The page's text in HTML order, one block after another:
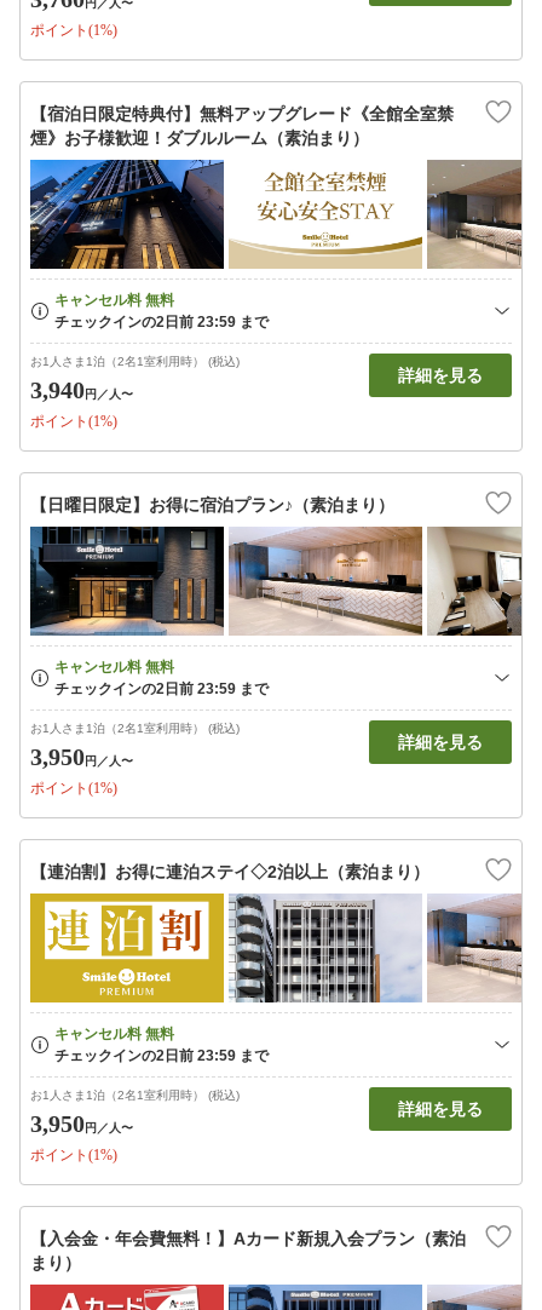
円 ／人〜
ポイント(1%)
【宿泊日限定特典付】無料アップグレード《全館全室禁
煙》お子様歓迎！ダブルルーム（素泊まり）
お1人さま1泊（2名1室利用時） (税込)
3,940円 ／人〜
ポイント(1%)
詳細を見る
【日曜日限定】お得に宿泊プラン♪（素泊まり）
お1人さま1泊（2名1室利用時） (税込)
3,950円 ／人〜
ポイント(1%)
詳細を見る
【連泊割】お得に連泊ステイ◇2泊以上（素泊まり）
お1人さま1泊（2名1室利用時） (税込)
3,950円 ／人〜
ポイント(1%)
詳細を見る
【入会金・年会費無料！】Aカード新規入会プラン（素泊
まり）